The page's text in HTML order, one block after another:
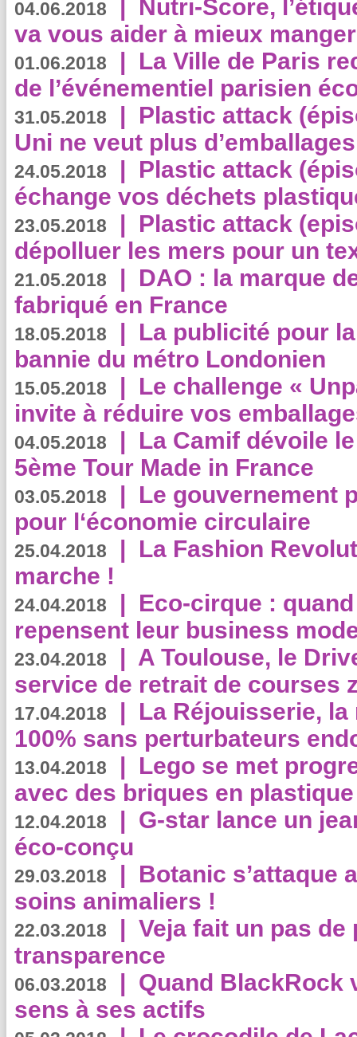
04.06.2018 | Nutri-Score,
va vous aider à mieux
01.06.2018 | La Ville de Paris
de l’événementiel parisien
31.05.2018 | Plastic attack
Uni ne veut plus
24.05.2018 | Plastic attack
échange vos déchets
23.05.2018 | Plastic attack
dépolluer les mers pour un
21.05.2018 | DAO : la marque
fabriqué en France
18.05.2018 | La publicité pour
bannie du métro Londonien
15.05.2018 | Le challenge «
invite à réduire vos
04.05.2018 | La Camif dévoile
5ème Tour Made in France
03.05.2018 | Le gouvernement
pour l‘économie circulaire
25.04.2018 | La Fashion
marche !
24.04.2018 | Eco-cirque :
repensent leur business
23.04.2018 | A Toulouse, le
service de retrait de courses
17.04.2018 | La Réjouisserie,
100% sans perturbateurs
13.04.2018 | Lego se met
avec des briques en
12.04.2018 | G-star lance un
éco-conçu
29.03.2018 | Botanic s’attaque
soins animaliers !
22.03.2018 | Veja fait un pas de
transparence
06.03.2018 | Quand BlackRock
sens à ses actifs